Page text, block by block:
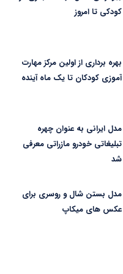
کودکی تا امروز
بهره برداری از اولین مرکز مهارت
آموزی کودکان تا یک ماه آینده
مدل ایرانی به عنوان چهره
تبلیغاتی خودرو مازراتی معرفی
شد
مدل بستن شال و روسری برای
عکس های میکاپ